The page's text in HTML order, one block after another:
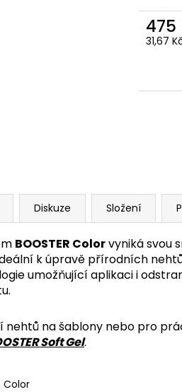
475
Měrná
31,67
Diskuze Složení
BOOSTER Colorvyniká svou
k úpravě přírodních
umožňující aplikaci i
nehtů na šablony nebo pro
Soft Gel.
Color